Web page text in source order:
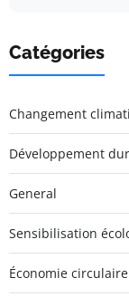
Catégories
Changement
Développement
General
Sensibilisation
Économie circulaire